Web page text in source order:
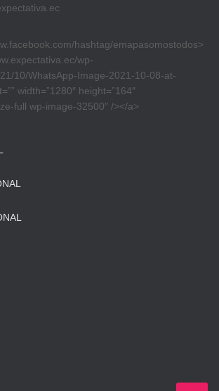
hashtag/emapasomostodos>
wp-
10/WhatsApp-Image-2021-10-08-at-
width=”1280″ height=”164″
full wp-image-32500″ /></a>